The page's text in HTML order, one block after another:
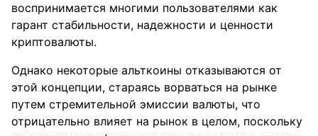
воспринимается многими пользователями как
гарант стабильности, надежности и ценности
криптовалюты.
Однако некоторые альткоины отказываются от
этой концепции, стараясь ворваться на рынке
путем стремительной эмиссии валюты, что
отрицательно влияет на рынок в целом, поскольку